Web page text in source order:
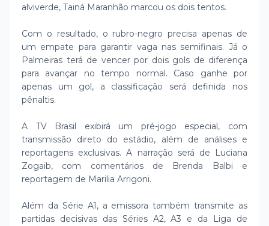
alviverde, Tainá Maranhão marcou os dois tentos.
Com o resultado, o rubro-negro precisa apenas de
um empate para garantir vaga nas semifinais. Já o
Palmeiras terá de vencer por dois gols de diferença
para avançar no tempo normal. Caso ganhe por
apenas um gol, a classificação será definida nos
pênaltis.
A TV Brasil exibirá um pré-jogo especial, com
transmissão direto do estádio, além de análises e
reportagens exclusivas. A narração será de Luciana
Zogaib, com comentários de Brenda Balbi e
reportagem de Marilia Arrigoni.
Além da Série A1, a emissora também transmite as
partidas decisivas das Séries A2, A3 e da Liga de